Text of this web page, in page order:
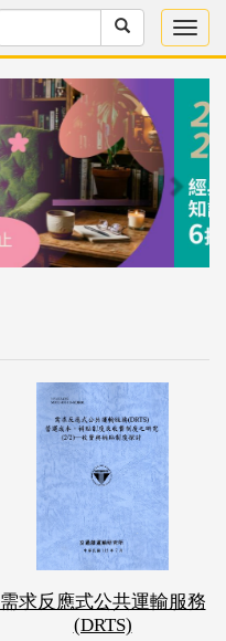
需求反應式公共運輸服務
(DRTS)